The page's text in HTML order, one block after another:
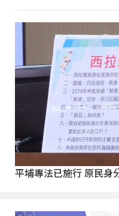
平埔專法已施行 原民身